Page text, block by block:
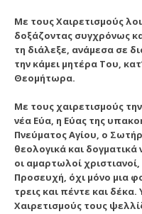
Με τους Χαιρετισμούς
δοξάζοντας συγχρόνως
τη διάλεξε, ανάμεσα σε
την κάμει μητέρα Του,
Θεομήτωρα.
Με τους χαιρετισμούς
νέα Εύα, η Εύας της
Πνεύματος Αγίου, ο
θεολογικά και
οι αμαρτωλοί
Προσευχή, όχι μόνο μια
τρεις και πέντε και
Χαιρετισμούς τους